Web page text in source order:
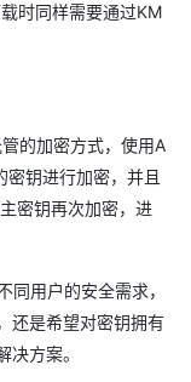
时同样需要通过KM
的加密方式，使用A
钥进行加密，并且
密钥再次加密，进
同用户的安全需求，
还是希望对密钥拥有
方案。